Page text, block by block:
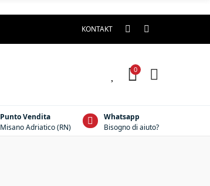
KONTAKT
0
Punto Vendita
Misano Adriatico (RN)
Whatsapp
Bisogno di aiuto?